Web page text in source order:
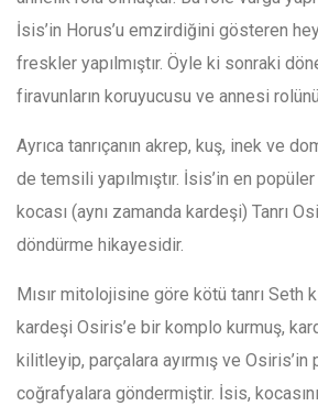
İsis’in Horus’u emzirdiğini gösteren
freskler yapılmıştır. Öyle ki sonraki
firavunların koruyucusu ve annesi
Ayrıca tanrıçanın akrep, kuş, inek ve
de temsili yapılmıştır. İsis’in en popüler
kocası (aynı zamanda kardeşi) Tanrı
döndürme hikayesidir.
Mısır mitolojisine göre kötü tanrı Seth
kardeşi Osiris’e bir komplo kurmuş,
kilitleyip, parçalara ayırmış ve Osiris’in
coğrafyalara göndermiştir. İsis,